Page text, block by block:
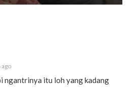
ago
ngantrinya itu loh yang kadang